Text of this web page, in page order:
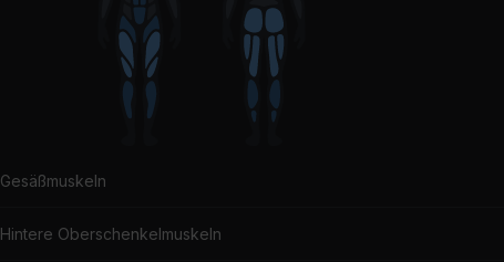
Gesäßmuskeln
Hintere Oberschenkelmuskeln